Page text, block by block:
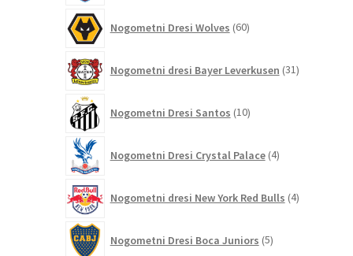
Nogometni Dresi Wolves 60izdelkov
Nogometni dresi Bayer Leverkusen 31izdelkov
Nogometni Dresi Santos 10izdelkov
Nogometni Dresi Crystal Palace 4izdelki
Nogometni dresi New York Red Bulls 4izdelki
Nogometni Dresi Boca Juniors 5izdelkov